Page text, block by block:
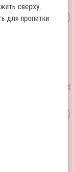
сверху.
для пропитки